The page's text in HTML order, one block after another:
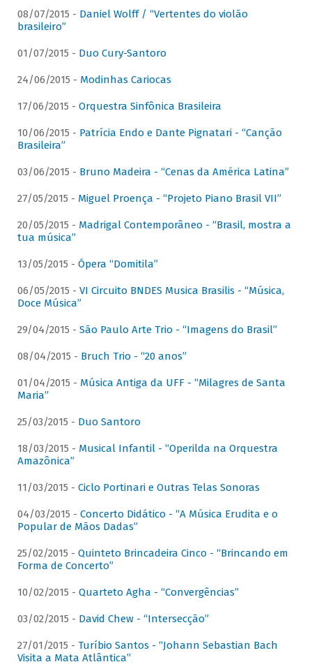
08/07/2015 - Daniel Wolff / “Vertentes do violão
brasileiro”
01/07/2015 - Duo Cury-Santoro
24/06/2015 - Modinhas Cariocas
17/06/2015 - Orquestra Sinfônica Brasileira
10/06/2015 - Patrícia Endo e Dante Pignatari - “Canção
Brasileira”
03/06/2015 - Bruno Madeira - “Cenas da América Latina”
27/05/2015 - Miguel Proença - “Projeto Piano Brasil VII”
20/05/2015 - Madrigal Contemporâneo - “Brasil, mostra a
tua música”
13/05/2015 - Ópera “Domitila”
06/05/2015 - VI Circuito BNDES Musica Brasilis - “Música,
Doce Música”
29/04/2015 - São Paulo Arte Trio - “Imagens do Brasil”
08/04/2015 - Bruch Trio - “20 anos”
01/04/2015 - Música Antiga da UFF - “Milagres de Santa
Maria”
25/03/2015 - Duo Santoro
18/03/2015 - Musical Infantil - “Operilda na Orquestra
Amazônica”
11/03/2015 - Ciclo Portinari e Outras Telas Sonoras
04/03/2015 - Concerto Didático - “A Música Erudita e o
Popular de Mãos Dadas”
25/02/2015 - Quinteto Brincadeira Cinco - “Brincando em
Forma de Concerto”
10/02/2015 - Quarteto Agha - “Convergências”
03/02/2015 - David Chew - “Intersecção”
27/01/2015 - Turíbio Santos - “Johann Sebastian Bach
Visita a Mata Atlântica”